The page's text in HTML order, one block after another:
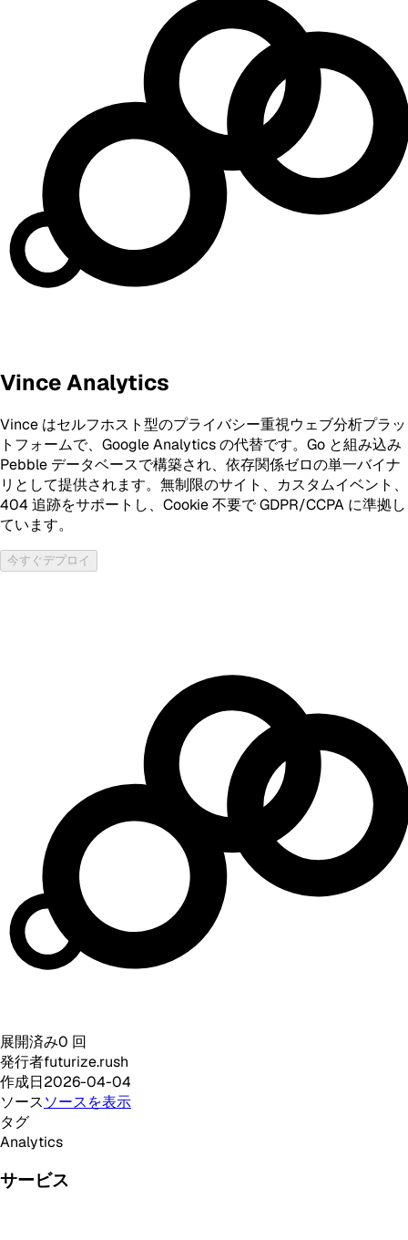
Vince Analytics
Vince はセルフホスト型のプライバシー重視ウェブ分析プラッ
トフォームで、Google Analytics の代替です。Go と組み込み
Pebble データベースで構築され、依存関係ゼロの単一バイナ
リとして提供されます。無制限のサイト、カスタムイベント、
404 追跡をサポートし、Cookie 不要で GDPR/CCPA に準拠し
ています。
今すぐデプロイ
展開済み0 回
発行者futurize.rush
作成日2026-04-04
ソースソースを表示
タグ
Analytics
サービス